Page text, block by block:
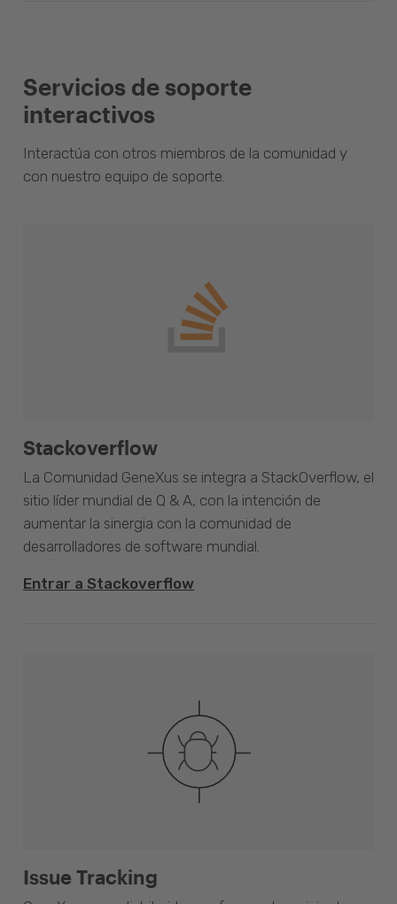
Servicios de soporte
interactivos
Interactúa con otros miembros de la comunidad y
con nuestro equipo de soporte.
Stackoverflow
La Comunidad GeneXus se integra a StackOverflow, el
sitio líder mundial de Q & A, con la intención de
aumentar la sinergia con la comunidad de
desarrolladores de software mundial.
Entrar a Stackoverflow
Issue Tracking